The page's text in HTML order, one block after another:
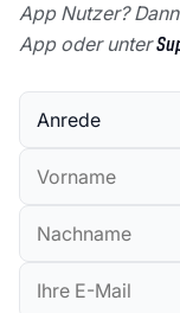
App Nutzer?
App oder unter
Anrede
Vorname
Nachname
E-Mail (geschäftlich)